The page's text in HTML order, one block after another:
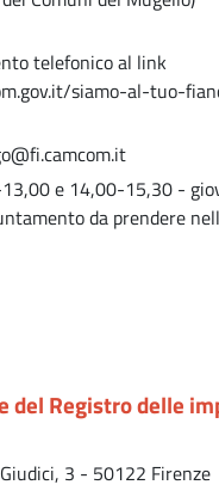
telefonico al link
siamo-al-tuo-
e 14,00-15,30 -
da prendere
del Registro delle
3 - 50122 Firenze